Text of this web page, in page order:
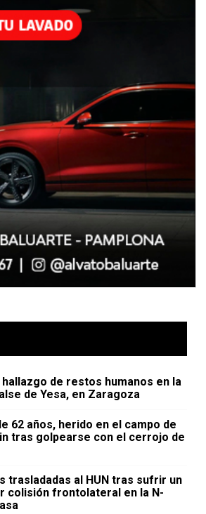
de restos humanos en la
de Yesa, en Zaragoza
62 años, herido en el campo de
tras golpearse con el cerrojo de
trasladadas al HUN tras sufrir un
colisión frontolateral en la N-